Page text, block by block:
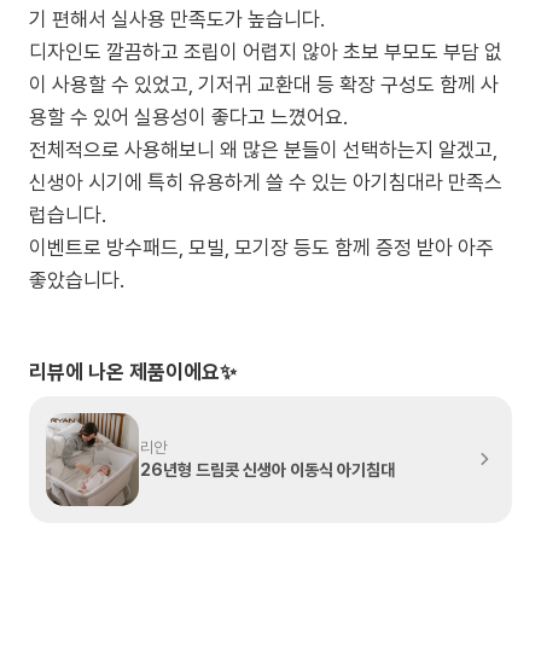
기 편해서 실사용 만족도가 높습니다.
디자인도 깔끔하고 조립이 어렵지 않아 초보 부모도 부담 없
이 사용할 수 있었고, 기저귀 교환대 등 확장 구성도 함께 사
용할 수 있어 실용성이 좋다고 느꼈어요.
전체적으로 사용해보니 왜 많은 분들이 선택하는지 알겠고,
신생아 시기에 특히 유용하게 쓸 수 있는 아기침대라 만족스
럽습니다.
이벤트로 방수패드, 모빌, 모기장 등도 함께 증정 받아 아주
리뷰에 나온 제품이에요✨
리안
26년형 드림콧 신생아 이동식 아기침대